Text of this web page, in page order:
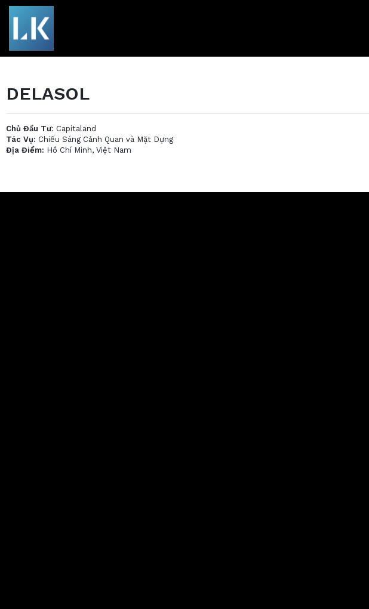
DELASOL
Chủ Đầu Tư: Capitaland
Tác Vụ: Chiếu Sáng Cảnh Quan và Mặt Dựng
Địa Điểm: Hồ Chí Minh, Việt Nam